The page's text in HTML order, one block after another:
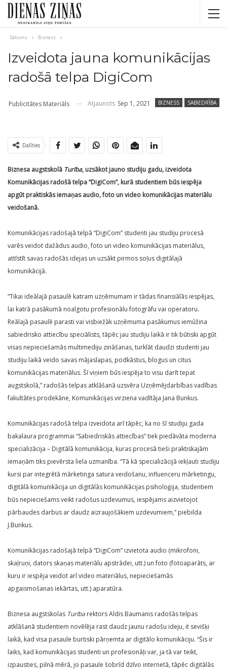
Sākums Bizness
Izveidota jauna komunikācijas
radošā telpa DigiCom
BIZNESS SABIEDRĪBA
Publicitātes Materiāls Atjaunots Sep 1, 2021
Dalīties
Biznesa augstskolā Turība, uzsākot jauno studiju gadu, izveidota
Komunikācijas radošā telpa “DigiCom”, kurā studentiem būs iespēja
apgūt praktiskās iemaņas audio, foto un video komunikācijas materiālu
veidošanā.
Komunikācijas radošajā telpā “DigiCom” studenti jau studiju procesā
varēs veidot dažādus audio, foto un video komunikācijas materiālus,
attīstīt savas radošās idejas un uzsākt pirmos soļus digitālajā
komunikācijā.
“Tikai ideālajā pasaulē katram uzņēmumam ir tādas finansiālās iespējas,
lai katrā pasākumā noalgotu profesionālu fotogrāfu vai operatoru.
Reālajā pasaulē parasti vai visbiežāk uzņēmuma pasākumus iemūžina
sabiedrisko attiecību speciālists, tāpēc jau studiju laikā ir tik būtiski apgūt
visas nepieciešamās multimediju zināšanas, turklāt daudzi studenti jau
studiju laikā veido savas mājaslapas, podkāstus, blogus un citus
komunikācijas materiālus. Šī viņiem būs iespēja to visu darīt tepat
augstskolā,” radošās telpas atklāšanā uzsvēra Uzņēmējdarbības vadības
fakultātes prodekāne, Komunikācijas virziena vadītāja Jana Bunkus.
Komunikācijas radošā telpa izveidota arī tāpēc, ka no šī studiju gada
bakalaura programmai “Sabiedriskās attiecības” tiek piedāvāta moderna
specializācija – Digitālā komunikācija, kuras procesā tieši praktiskajām
iemaņām tiks pievērsta liela uzmanība. “Tā kā specializācijā iekļauti studiju
kursi par integrētā mārketinga satura veidošanu, influenceru mārketingu,
digitālā komunikācija un digitālās komunikācijas psiholoģija, studentiem
būs nepieciešams veikt radošus uzdevumus, iespējams aizvietojot
pārbaudes darbus ar daudz aizraujošākiem uzdevumiem,” piebilda
J.Bunkus.
Komunikācijas radošajā telpā “DigiCom” izvietota audio (mikrofoni,
skaļruņi, dators skaņas materiālu apstrādei, utt.) un foto (fotoaparāts, ar
kuru ir iespēja veidot arī video materiālus, nepieciešamās
apgaismošanas iekārtas, utt.) aparatūra.
Biznesa augstskolas Turība rektors Aldis Baumanis radošās telpas
atklāšanā studentiem novēlēja rast daudz jaunu radošu ideju, it sevišķi
laikā, kad visa pasaule burtiski pārņemta ar digitālo komunikāciju. “Šis ir
laiks, kad komunikācijas studenti un profesionāļi var, ja tā var teikt,
izpausties, pilnā mērā, jo pasaule šobrīd dzīvo internetā, tāpēc digitālās